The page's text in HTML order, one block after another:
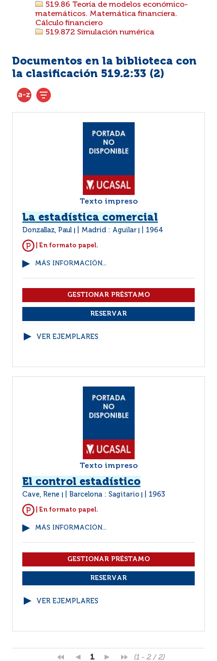
519.86 Teoría de modelos económico-
matemáticos. Matemática financiera.
Cálculo financiero
519.872 Simulación numérica
Documentos en la biblioteca con
la clasificación 519.2:33 (2)
Texto impreso
La estadística comercial
Donzallaz, Paul Madrid : Aguilar 1964
| En formato papel.
MÁS INFORMACIÓN...
VER EJEMPLARES
Texto impreso
El control estadístico
Cave, Rene Barcelona : Sagitario 1963
| En formato papel.
MÁS INFORMACIÓN...
VER EJEMPLARES
1 (1 - 2 / 2)